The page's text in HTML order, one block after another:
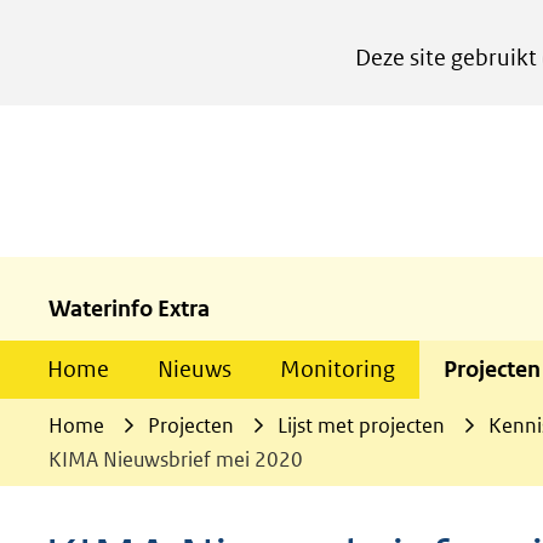
Deze site gebruikt
van
cookies
op
deze
website
worden
toegestaan
Waterinfo Extra
Home Nieuws Monitoring Projecten
Home Projecten Lijst met projecten
KIMA Nieuwsbrief mei 2020